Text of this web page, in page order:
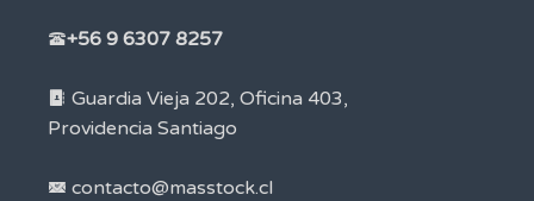
+56 9 6307 8257
Guardia Vieja 202, Oficina 403,
Providencia Santiago
contacto@masstock.cl